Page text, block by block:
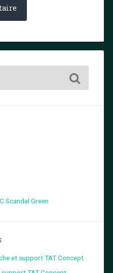
Scandal Green
et support TAT Concept